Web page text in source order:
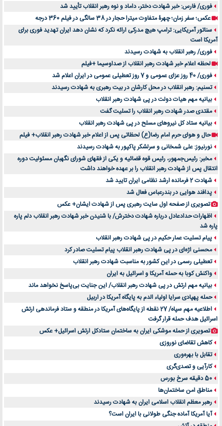
فوری/ فارس: خبر شهادت دختر، داماد و نوه رهبر انقلاب تأیید شد
عکس؛ سفر زمان؛ چهرۀ متفاوت میترا حجار در 38 سالگی در فیلم 360 درجه
سناتور آمریکایی: ترامپ هیچ مدرکی ارائه نکرد که نشان دهد ایران تهدید فوری برای
آمریکا است
فوری/ رهبر انقلاب به شهادت رسیدند
لحظه اعلام خبر شهادت رهبر انقلاب از صداوسیما +فیلم
فوری/ 40 روز عزای عمومی و 7 روز تعطیلی عمومی در ایران اعلام شد
تسنیم: رهبر انقلاب در محل کارشان در بیت رهبری به شهادت رسیدند
بیانیه مهم هیات دولت در پی شهادت رهبر انقلاب
مقتدی صدر شهادت رهبر انقلاب را تسلیت گفت
بیانیه ستاد کل نیروهای مسلح در پی شهادت رهبر انقلاب
حال و هوای حرم امام رضا(ع) لحظاتی پس از اعلام خبر شهادت رهبر انقلاب+ فیلم
نورنیوز: علی شمخانی و سرلشکر پاکپور به شهادت رسیدند
مخبر: رئیس‌جمهور، رئیس قوه ‌قضائیه و یکی از فقهای شورای نگهبان مسئولیت دوره
انتقال پس ‌از شهادت رهبر انقلاب را بر عهده خواهند داشت
شهادت 2 فرمانده ارشد نظامی ایران تایید شد
پدافند هوایی در بندرعباس فعال شد
تصویری از صفحه اول سایت رهبری پس از شهادت ایشان+ عکس
اظهارات حدادعادل درباره شهادت دخترش/ با شنیدن خبر شهادت رهبر انقلاب دلم پاره
پاره شد
پیام تسلیت عمار حکیم در پی شهادت رهبر انقلاب
محسنی اژه‌ای در پی شهادت رهبر انقلاب پیام تسلیت صادر کرد
تعطیلی رسمی در این کشور به مناسبت شهادت رهبر انقلاب
واکنش کوبا به حمله آمریکا و اسرائیل به ایران
بیانیه مهم ارتش در پی شهادت رهبر انقلاب/ این جنایت بی‌پاسخ نخواهد ماند
حمله پهپادی سرایا اولیاء الدم به پایگاه آمریکا در اربیل
اطلاعیه مهم سپاه/ 27 نقطه از پایگاه‌های آمریکا در منطقه و ستاد فرماندهی ارتش
اسرائیل هدف حمله قرار گرفت
تصویری از حمله موشکی ایران به ساختمان ستادکل ارتش اسرائیل+ عکس
کاهش تقاضای نوروزی
تقابل با بهره‌وری
کارآیی و تصدی‌گری
50 دقیقه سرخ بورس
مناطق امن ساختمان‌ها
رهبر معظم انقلاب اسلامی ایران به شهادت رسیدند
آیا آمریکا آماده جنگی طولانی با ایران است؟